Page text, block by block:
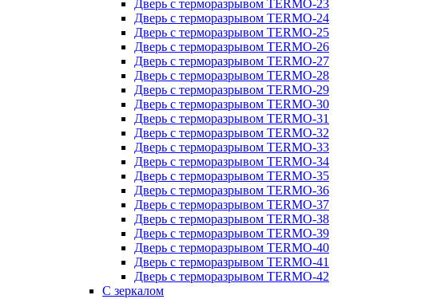
Дверь с терморазрывом TERMO-23
Дверь с терморазрывом TERMO-24
Дверь с терморазрывом TERMO-25
Дверь с терморазрывом TERMO-26
Дверь с терморазрывом TERMO-27
Дверь с терморазрывом TERMO-28
Дверь с терморазрывом TERMO-29
Дверь с терморазрывом TERMO-30
Дверь с терморазрывом TERMO-31
Дверь с терморазрывом TERMO-32
Дверь с терморазрывом TERMO-33
Дверь с терморазрывом TERMO-34
Дверь с терморазрывом TERMO-35
Дверь с терморазрывом TERMO-36
Дверь с терморазрывом TERMO-37
Дверь с терморазрывом TERMO-38
Дверь с терморазрывом TERMO-39
Дверь с терморазрывом TERMO-40
Дверь с терморазрывом TERMO-41
Дверь с терморазрывом TERMO-42
С зеркалом